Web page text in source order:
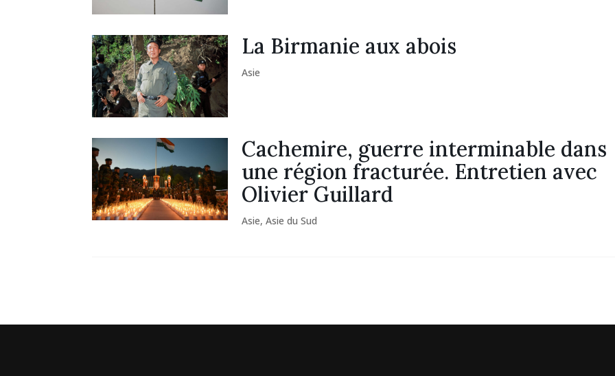
La Birmanie aux abois
Asie
Cachemire, guerre interminable dans
une région fracturée. Entretien avec
Olivier Guillard
Asie,Asie du Sud